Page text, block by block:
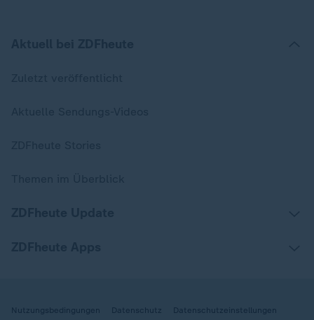
Nutzungsbedingungen Datenschutz Datenschutzeinstellungen